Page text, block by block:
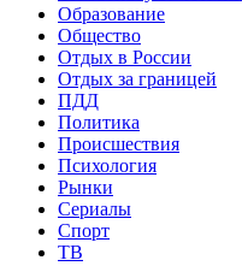
Образование
Общество
Отдых в России
Отдых за границей
ПДД
Политика
Происшествия
Психология
Рынки
Сериалы
Спорт
ТВ